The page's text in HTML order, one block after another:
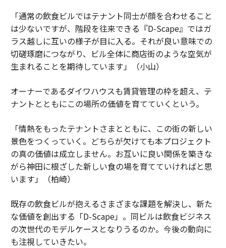
「通常の飲食ビルではテナント同士が顔を合わせること
は少ないですが、階段を往来できる『D-Scape』ではガ
ラス越しに互いの様子が目に入る。それが良い意味での
切磋琢磨につながり、ビル全体に商店街のような空気が
生まれることを期待しています」（小山）
オーナーであるダイワハウスも賃貸管理の枠を超え、テ
ナントとともにこの場所の価値を育てていくという。
「情熱をもったテナントさまとともに、この街の新しい
景色をつくっていく。どちらが欠けても本プロジェクト
の真の価値は成立しません。お互いに良い関係を築きな
がら神田に根ざした新しい食の場を育てていければと思
います」（柏崎）
既存の飲食ビルが抱えるさまざまな課題を解決し、新た
な価値を創出する「D-Scape」。同ビルは飲食ビジネス
の次世代のモデルケースとなりうるのか。今後の動向に
も注視していきたい。